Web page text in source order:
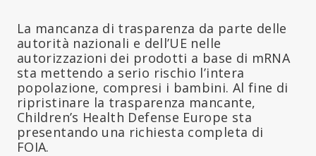
La mancanza di trasparenza da parte delle
autorità nazionali e dell’UE nelle
autorizzazioni dei prodotti a base di mRNA
sta mettendo a serio rischio l’intera
popolazione, compresi i bambini. Al fine di
ripristinare la trasparenza mancante,
Children’s Health Defense Europe sta
presentando una richiesta completa di
FOIA.